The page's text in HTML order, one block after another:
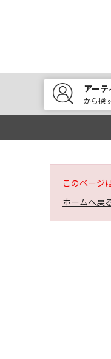
アー
から探
このページ
ホームへ戻